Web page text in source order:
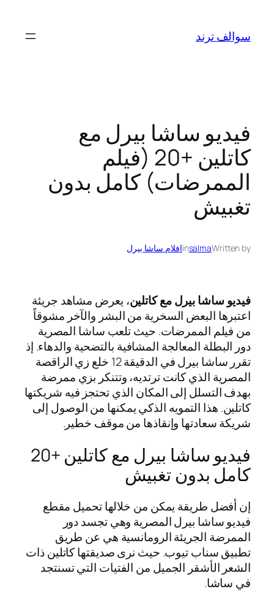
المحتوى
سوالف ترند
فيديو ساشا بيرل مع
كاتلين +20 (فيلم
الممرضات) كامل بدون
تغبيش
Written by
salma
inافلام ساشا بيرل
فيديو ساشا بيرل مع كاتلين، يعرض مشاهد جريئة
اعتبرها البعض السخرية من البشر والآخر مشوقاً
من فيلم الممرضات. حيث تلعب ساشا المصرية
دور البطلة المعالجة المشافية بالتضحية والدهاء. إذ
تقرر ساشا بيرل في الدقيقة 12 خلع زي الراقصة
المصرية الذي كانت ترتديه، وتتنكر بزي ممرضة
بهدف التسلل إلى المكان الذي تحتجز فيه شريكتها
كاتلين. هذا التمويه الذكي يمكنها من الوصول إلى
شريكة سعادتها وإنقاذها من موقف خطير.
فيديو ساشا بيرل مع كاتلين +20
كامل بدون تغبيش
إن أفضل طريقة يمكن من خلالها تحميل مقطع
فيديو ساشا بيرل المصرية وهي تجسد دور
الممرضة الجريئة الرومانسية هي عن طريق
تطبيق سناب تيوب. حيث نرى صديقتها كاتلين ذات
الشعر الأشقر الجميل من الفتيات التي تسنتجد
في ساشا.